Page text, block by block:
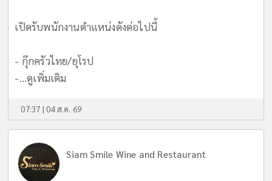
เปิดรับพนักงานตำแหน่งดังต่อไปนี้
- กุ๊กครัวไทย/ยุโรป
-...ดูเพิ่มเติม
07:37 | 04 ส.ค. 69
Siam Smile Wine and Restaurant